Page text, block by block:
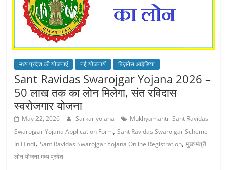
मध्य प्रदेश की योजनाएं नई योजनायें बिज़नेस आईडिया
Sant Ravidas Swarojgar Yojana 2026 –
50 लाख तक का लोन मिलेगा, संत रविदास
स्वरोजगार योजना
May 22, 2026 Sarkariyojana
Mukhyamantri Sant Ravidas
Swarojgar Yojana Application Form,Sant Ravidas Swarojgar Scheme
In Hindi,Sant Ravidas Swarojgar Yojana Online Registration,मुख्यमंत्री
लोन योजना मध्य प्रदेश